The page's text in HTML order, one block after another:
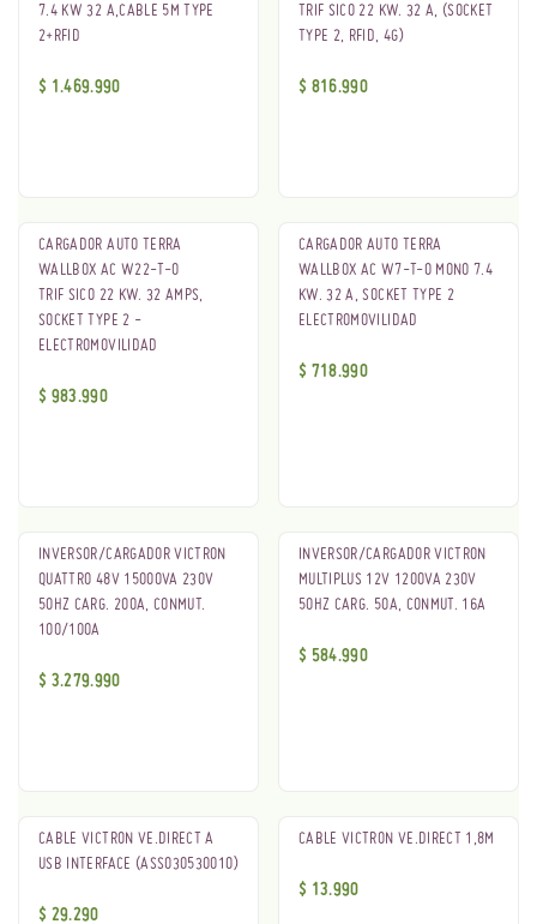
7.4 KW 32 A,CABLE 5M TYPE
2+RFID
$ 1.469.990
TRIF SICO 22 KW. 32 A, (SOCKET
TYPE 2, RFID, 4G)
$ 816.990
CARGADOR AUTO TERRA
WALLBOX AC W22-T-0
TRIF SICO 22 KW. 32 AMPS,
SOCKET TYPE 2 -
ELECTROMOVILIDAD
$ 983.990
CARGADOR AUTO TERRA
WALLBOX AC W7-T-0 MONO 7.4
KW. 32 A, SOCKET TYPE 2
ELECTROMOVILIDAD
$ 718.990
INVERSOR/CARGADOR VICTRON
QUATTRO 48V 15000VA 230V
50HZ CARG. 200A, CONMUT.
100/100A
$ 3.279.990
INVERSOR/CARGADOR VICTRON
MULTIPLUS 12V 1200VA 230V
50HZ CARG. 50A, CONMUT. 16A
$ 584.990
CABLE VICTRON VE.DIRECT A
USB INTERFACE (ASS030530010)
$ 29.290
CABLE VICTRON VE.DIRECT 1,8M
$ 13.990